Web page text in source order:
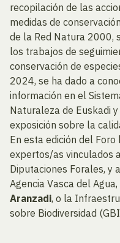
recopilación de las
medidas de
de la Red Natura 2000,
los trabajos de
conservación de
2024, se ha dado a
información en el
Naturaleza de Euskadi
exposición sobre la
En esta edición del
expertos/as vinculados
Diputaciones Forales, y
Agencia Vasca del
Aranzadi, o la
sobre Biodiversidad